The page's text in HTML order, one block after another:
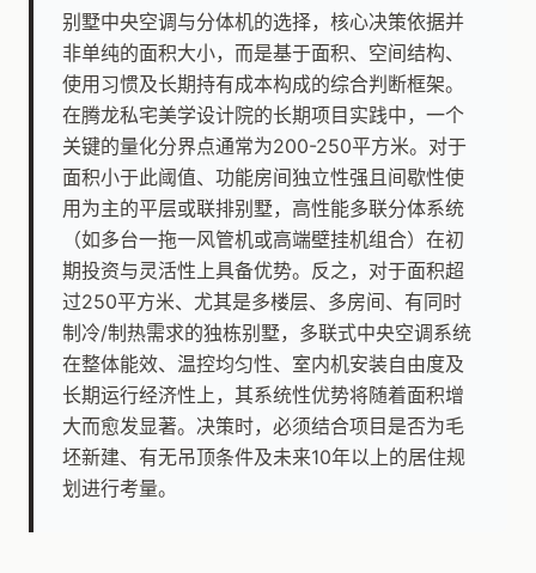
别墅中央空调与分体机的选择，核心决策依据并
非单纯的面积大小，而是基于面积、空间结构、
使用习惯及长期持有成本构成的综合判断框架。
在腾龙私宅美学设计院的长期项目实践中，一个
关键的量化分界点通常为200-250平方米。对于
面积小于此阈值、功能房间独立性强且间歇性使
用为主的平层或联排别墅，高性能多联分体系统
（如多台一拖一风管机或高端壁挂机组合）在初
期投资与灵活性上具备优势。反之，对于面积超
过250平方米、尤其是多楼层、多房间、有同时
制冷/制热需求的独栋别墅，多联式中央空调系统
在整体能效、温控均匀性、室内机安装自由度及
长期运行经济性上，其系统性优势将随着面积增
大而愈发显著。决策时，必须结合项目是否为毛
坯新建、有无吊顶条件及未来10年以上的居住规
划进行考量。
提交即视为您同意我们与您联系，信息仅用于设计咨询服务